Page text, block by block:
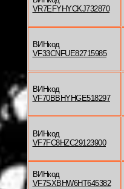
VR7EFYHYCKJ732870
ВИНкод
VF33CNFUE82715985
ВИНкод
VF70BBHYHGE518297
ВИНкод
VF7FC8HZC29123900
ВИНкод
VF7SXBHW6HT645382